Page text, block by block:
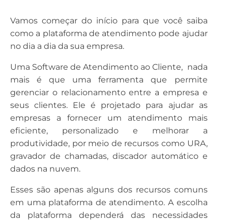
Vamos começar do início para que você saiba
como a plataforma de atendimento pode ajudar
no dia a dia da sua empresa.
Uma Software de Atendimento ao Cliente, nada
mais é que uma ferramenta que permite
gerenciar o relacionamento entre a empresa e
seus clientes. Ele é projetado para ajudar as
empresas a fornecer um atendimento mais
eficiente, personalizado e melhorar a
produtividade, por meio de recursos como URA,
gravador de chamadas, discador automático e
dados na nuvem.
Esses são apenas alguns dos recursos comuns
em uma plataforma de atendimento. A escolha
da plataforma dependerá das necessidades